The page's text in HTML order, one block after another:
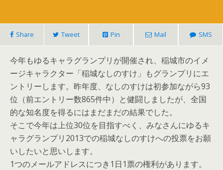
Share Tweet Pin Mail SMS
今年もゆるキャラグランプリが開催され、稲城市のイメ
ージキャラクター「稲城なしのすけ」もグランプリにエ
ントリーします。昨年度、なしのすけは初参加ながら93
位（前エントリー数865件中）と健闘しましたが、全国
的な知名度を得るにはまだまだの結果でした。
そこで今年は上位30位を目指すべく、みなさんにゆるキ
ャラグランプリ2013での稲城なしのすけへの投票をお願
いしたいと思いします。
1つのメールアドレスにつき1日1票の権利があります。